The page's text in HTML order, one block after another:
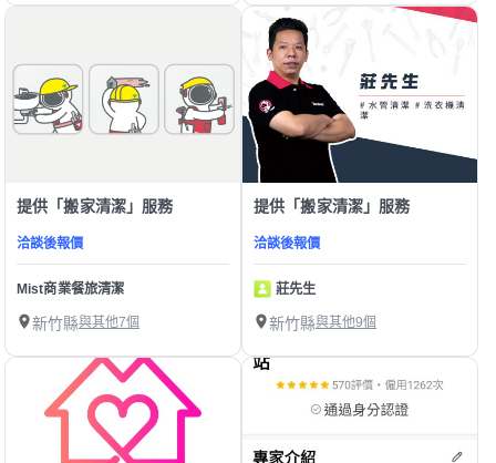
提供「搬家清潔」服務
洽談後報價
Mist商業餐旅清潔
新竹縣與其他7個
提供「搬家清潔」服務
洽談後報價
莊先生
新竹縣與其他9個